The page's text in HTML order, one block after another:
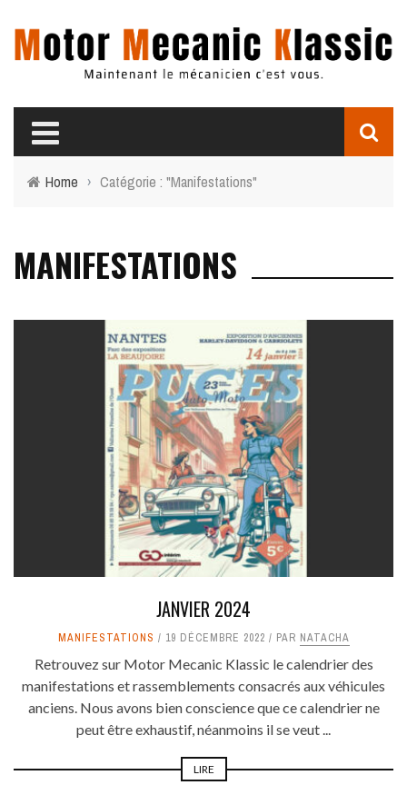
Home › Catégorie : "Manifestations"
MANIFESTATIONS
JANVIER 2024
MANIFESTATIONS 19 DÉCEMBRE 2022 PAR NATACHA
Retrouvez sur Motor Mecanic Klassic le calendrier des
manifestations et rassemblements consacrés aux véhicules
anciens. Nous avons bien conscience que ce calendrier ne
peut être exhaustif, néanmoins il se veut ...
LIRE